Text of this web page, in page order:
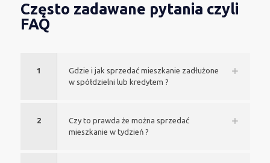
Często zadawane pytania czyli
FAQ
1
Gdzie i jak sprzedać mieszkanie zadłużone
w spółdzielni lub kredytem ?
2
Czy to prawda że można sprzedać
mieszkanie w tydzień ?